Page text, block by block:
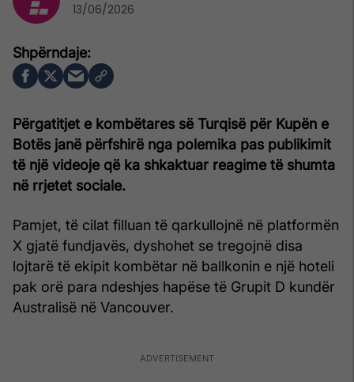
Përgatitjet e kombëtares së Turqisë për Kupën e
Botës janë përfshirë nga polemika pas publikimit
të një videoje që ka shkaktuar reagime të shumta
në rrjetet sociale.
Pamjet, të cilat filluan të qarkullojnë në platformën
X gjatë fundjavës, dyshohet se tregojnë disa
lojtarë të ekipit kombëtar në ballkonin e një hoteli
pak orë para ndeshjes hapëse të Grupit D kundër
Australisë në Vancouver.
13/06/2026